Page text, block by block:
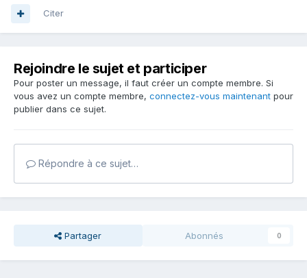
Citer
Rejoindre le sujet et participer
Pour poster un message, il faut créer un compte membre. Si
vous avez un compte membre, connectez-vous maintenant pour
publier dans ce sujet.
Répondre à ce sujet…
Partager Abonnés 0